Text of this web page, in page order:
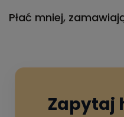
Płać mniej,
Zapytaj